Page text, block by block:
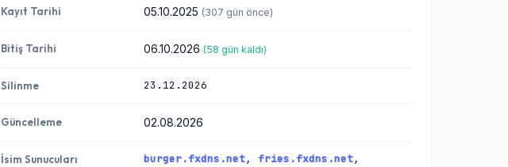
Kayıt Tarihi 05.10.2025 (307 gün önce)
Bitiş Tarihi 06.10.2026 (58 gün kaldı)
Silinme 23.12.2026
Güncelleme 02.08.2026
İsim Sunucuları burger.fxdns.net, fries.fxdns.net,